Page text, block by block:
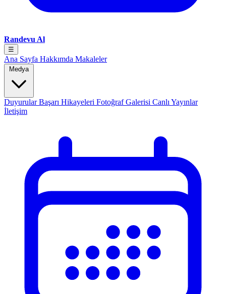
Randevu Al
☰
Ana Sayfa Hakkımda Makaleler
Medya
DuyurularBaşarı Hikayeleri Fotoğraf Galerisi Canlı Yayınlar
İletişim